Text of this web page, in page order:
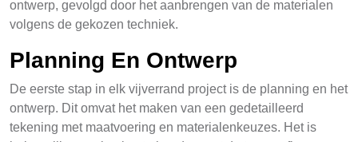
ontwerp, gevolgd door het aanbrengen van de materialen
volgens de gekozen techniek.
Planning En Ontwerp
De eerste stap in elk vijverrand project is de planning en het
ontwerp. Dit omvat het maken van een gedetailleerd
tekening met maatvoering en materialenkeuzes. Het is